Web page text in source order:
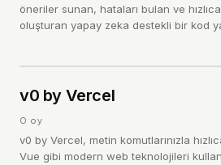
öneriler sunan, hataları bulan ve
oluşturan yapay zeka destekli bir kod
V
v0 by Vercel
0 oy
v0 by Vercel, metin komutlarınızla
Vue gibi modern web teknolojileri